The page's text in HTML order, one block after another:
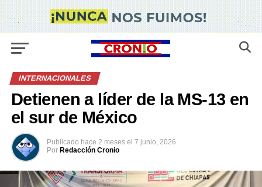
INTERNACIONALES
Detienen a líder de la MS-13 en
el sur de México
Publicado hace 2 meses el 7 junio, 2026
Por Redacción Cronio